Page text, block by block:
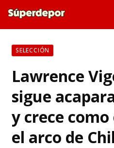
SELECCIÓN
Lawrence
sigue
y crece
el arco de